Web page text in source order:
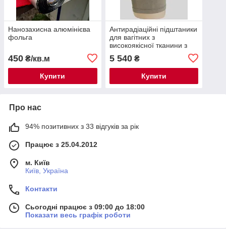
Нанозахисна алюмінієва
фольга
450 ₴/кв.м
Купити
Антирадіаційні підштаники
для вагітних з
високоякісної тканини з
волокном
5 540₴
Купити
Про нас
94% позитивних з 33 відгуків за рік
Працює з 25.04.2012
м. Київ
Київ, Україна
Контакти
Сьогодні працює з 09:00 до 18:00
Показати весь графік роботи